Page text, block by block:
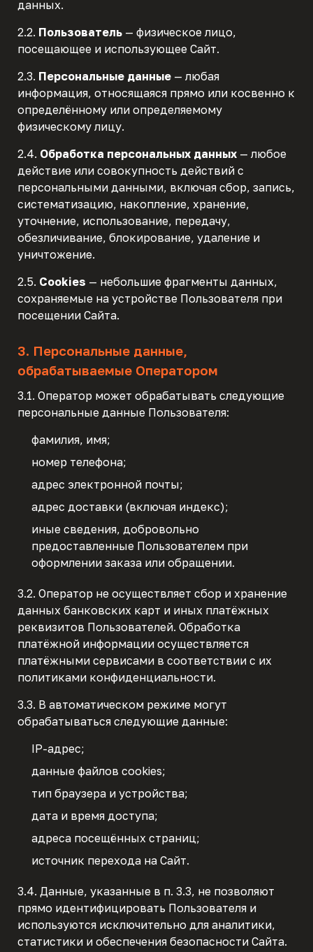
данных.
2.2. Пользователь — физическое лицо,
посещающее и использующее Сайт.
2.3. Персональные данные — любая
информация, относящаяся прямо или косвенно к
определённому или определяемому
физическому лицу.
2.4. Обработка персональных данных — любое
действие или совокупность действий с
персональными данными, включая сбор, запись,
систематизацию, накопление, хранение,
уточнение, использование, передачу,
обезличивание, блокирование, удаление и
уничтожение.
2.5. Cookies — небольшие фрагменты данных,
сохраняемые на устройстве Пользователя при
посещении Сайта.
3. Персональные данные,
обрабатываемые Оператором
3.1. Оператор может обрабатывать следующие
персональные данные Пользователя:
фамилия, имя;
номер телефона;
адрес электронной почты;
адрес доставки (включая индекс);
иные сведения, добровольно
предоставленные Пользователем при
оформлении заказа или обращении.
3.2. Оператор не осуществляет сбор и хранение
данных банковских карт и иных платёжных
реквизитов Пользователей. Обработка
платёжной информации осуществляется
платёжными сервисами в соответствии с их
политиками конфиденциальности.
3.3. В автоматическом режиме могут
обрабатываться следующие данные:
IP-адрес;
данные файлов cookies;
тип браузера и устройства;
дата и время доступа;
адреса посещённых страниц;
источник перехода на Сайт.
3.4. Данные, указанные в п. 3.3, не позволяют
прямо идентифицировать Пользователя и
используются исключительно для аналитики,
статистики и обеспечения безопасности Сайта.